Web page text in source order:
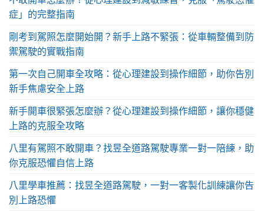
症」的完整指南
剛考到駕照怎麼開始開？新手上路不緊張：從車輛整備到防
禦駕駛的實戰指南
第一次自己開車全攻略：從心理建設到操作細節，助你告別
新手焦慮安全上路
新手開車很緊張怎麼辦？從心理建設到操作細節，讓你穩健
上路的克服全攻略
八里有駕照不敢開車？找昱全道路駕駛專業一對一陪練，助
你克服恐懼自信上路
八里學車推薦：找昱全道路駕駛，一對一客製化訓練讓你告
別上路恐懼